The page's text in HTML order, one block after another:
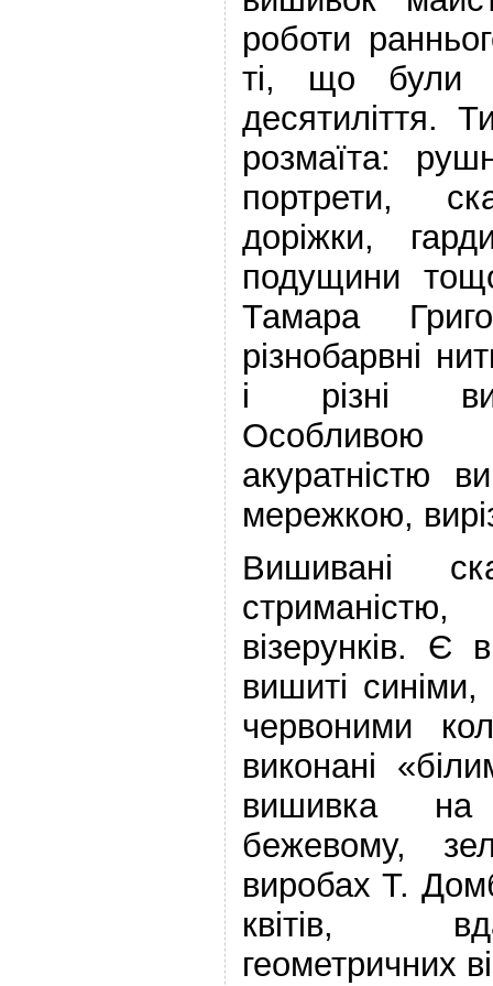
роботи
ті, що були
десятиліття.
розмаїта:
портрети,
доріжки,
подущини
Тамара
різнобарвні
і різні
Особливою
акуратністю
мережкою,
Вишивані
візерунків. Є
вишиті
червоними
виконані
вишивка на
бежевому,
виробах Т.
квітів,
геометричних